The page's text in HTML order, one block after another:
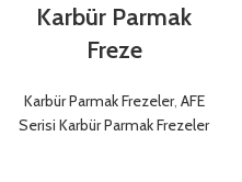
Karbür Parmak
Freze
Karbür Parmak Frezeler, AFE
Serisi Karbür Parmak Frezeler